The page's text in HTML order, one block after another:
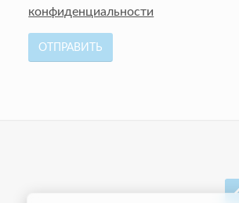
конфиденциальности
ОТПРАВИТЬ